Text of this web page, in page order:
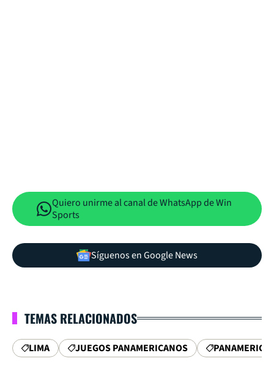
Quiero unirme al canal de WhatsApp de Win
Sports
Síguenos en Google News
TEMAS RELACIONADOS
LIMA JUEGOS PANAMERICANOS